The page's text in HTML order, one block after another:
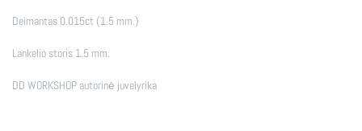
Deimantas 0.015ct (1.5 mm.)
Lankelio storis 1.5 mm.
DD WORKSHOP autorinė juvelyrika